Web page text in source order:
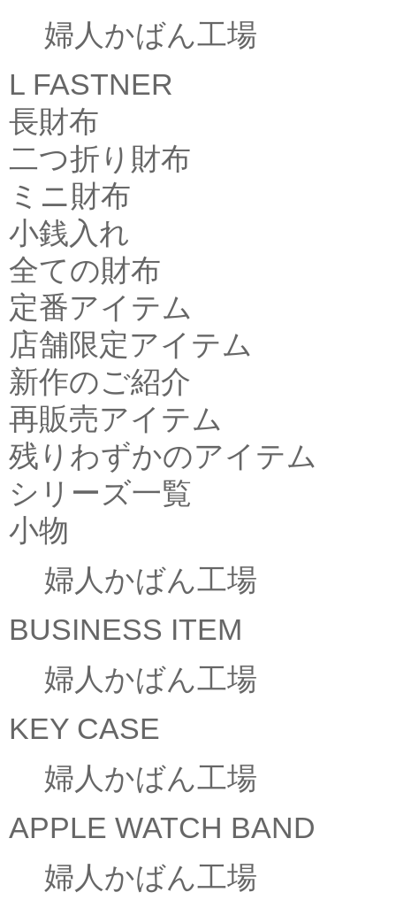
婦人かばん工場
L FASTNER
長財布
二つ折り財布
ミニ財布
小銭入れ
全ての財布
定番アイテム
店舗限定アイテム
新作のご紹介
再販売アイテム
残りわずかのアイテム
シリーズ一覧
小物
婦人かばん工場
BUSINESS ITEM
婦人かばん工場
KEY CASE
婦人かばん工場
APPLE WATCH BAND
婦人かばん工場